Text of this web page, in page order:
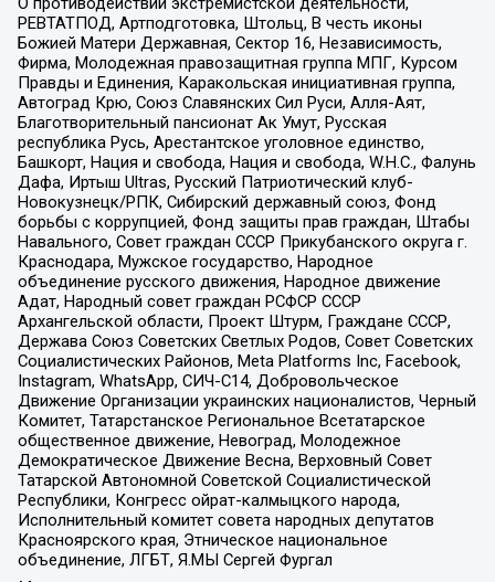
РЕВТАТПОД, Артподготовка, Штольц, В честь иконы
Божией Матери Державная, Сектор 16, Независимость,
Фирма, Молодежная правозащитная группа МПГ, Курсом
Правды и Единения, Каракольская инициативная группа,
Автоград Крю, Союз Славянских Сил Руси, Алля-Аят,
Благотворительный пансионат Ак Умут, Русская
республика Русь, Арестантское уголовное единство,
Башкорт, Нация и свобода, Нация и свобода, W.H.С., Фалунь
Дафа, Иртыш Ultras, Русский Патриотический клуб-
Новокузнецк/РПК, Сибирский державный союз, Фонд
борьбы с коррупцией, Фонд защиты прав граждан, Штабы
Навального, Совет граждан СССР Прикубанского округа г.
Краснодара, Мужское государство, Народное
объединение русского движения, Народное движение
Адат, Народный совет граждан РСФСР СССР
Архангельской области, Проект Штурм, Граждане СССР,
Держава Союз Советских Светлых Родов, Совет Советских
Социалистических Районов, Meta Platforms Inc, Facebook,
Instagram, WhatsApp, СИЧ-С14, Добровольческое
Движение Организации украинских националистов, Черный
Комитет, Татарстанское Региональное Всетатарское
общественное движение, Невоград, Молодежное
Демократическое Движение Весна, Верховный Совет
Татарской Автономной Советской Социалистической
Республики, Конгресс ойрат-калмыцкого народа,
Исполнительный комитет совета народных депутатов
Красноярского края, Этническое национальное
объединение, ЛГБТ, Я.МЫ Сергей Фургал